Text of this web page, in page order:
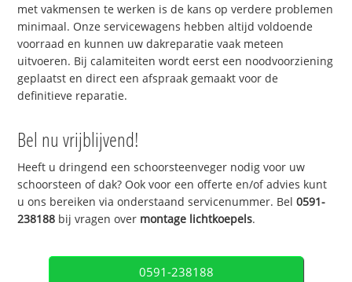
met vakmensen te werken is de kans op verdere problemen
minimaal. Onze servicewagens hebben altijd voldoende
voorraad en kunnen uw dakreparatie vaak meteen
uitvoeren. Bij calamiteiten wordt eerst een noodvoorziening
geplaatst en direct een afspraak gemaakt voor de
definitieve reparatie.
Bel nu vrijblijvend!
Heeft u dringend een schoorsteenveger nodig voor uw
schoorsteen of dak? Ook voor een offerte en/of advies kunt
u ons bereiken via onderstaand servicenummer. Bel0591-
238188 bij vragen over montage lichtkoepels.
0591-238188